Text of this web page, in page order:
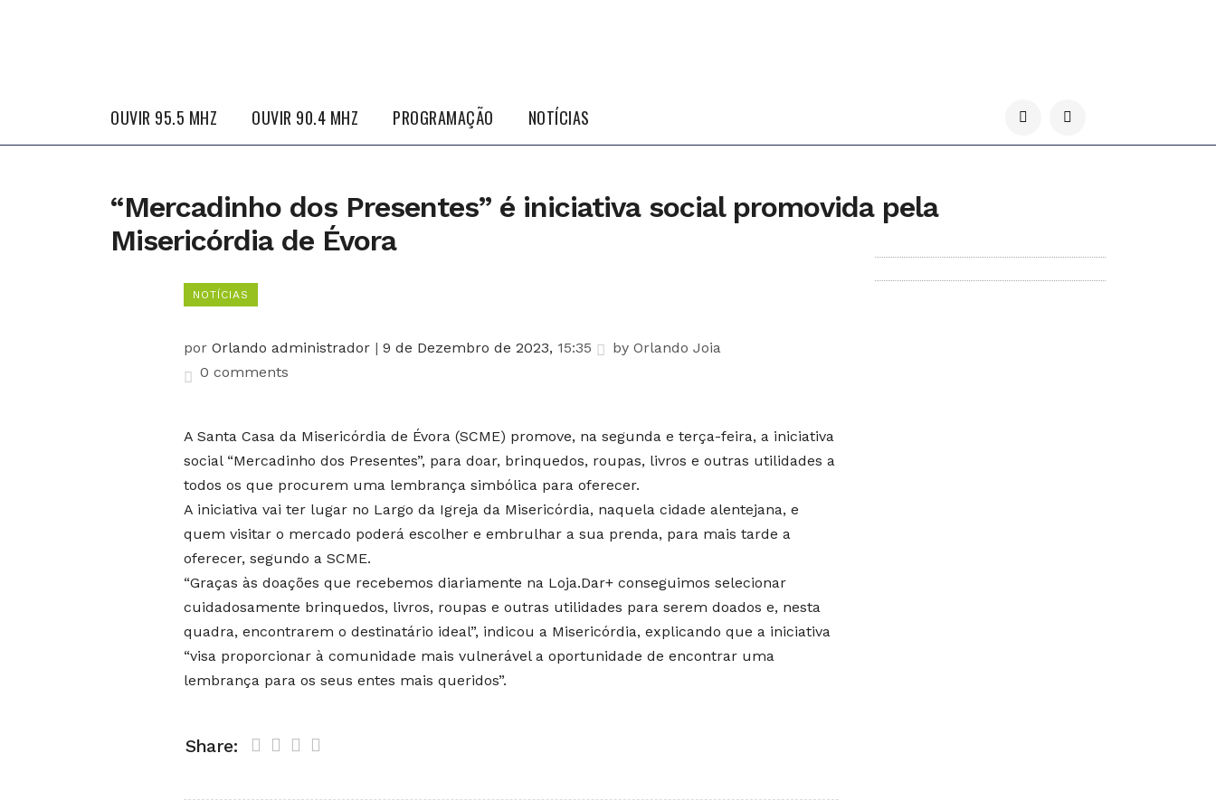
OUVIR 95.5 MHZ OUVIR 90.4 MHZ PROGRAMAÇÃO NOTÍCIAS
“Mercadinho dos Presentes” é iniciativa social promovida pela
Misericórdia de Évora
NOTÍCIAS
por Orlando administrador | 9 de Dezembro de 2023, 15:35 by Orlando Joia
0 comments
A Santa Casa da Misericórdia de Évora (SCME) promove, na segunda e terça-feira, a iniciativa
social “Mercadinho dos Presentes”, para doar, brinquedos, roupas, livros e outras utilidades a
todos os que procurem uma lembrança simbólica para oferecer.
A iniciativa vai ter lugar no Largo da Igreja da Misericórdia, naquela cidade alentejana, e
quem visitar o mercado poderá escolher e embrulhar a sua prenda, para mais tarde a
oferecer, segundo a SCME.
“Graças às doações que recebemos diariamente na Loja.Dar+ conseguimos selecionar
cuidadosamente brinquedos, livros, roupas e outras utilidades para serem doados e, nesta
quadra, encontrarem o destinatário ideal”, indicou a Misericórdia, explicando que a iniciativa
“visa proporcionar à comunidade mais vulnerável a oportunidade de encontrar uma
lembrança para os seus entes mais queridos”.
Share: